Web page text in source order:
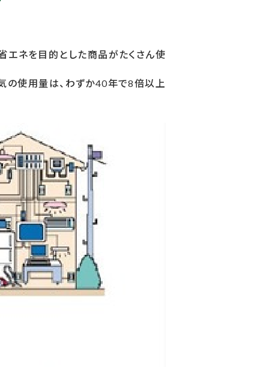
エネを目的とした商品がたくさん使
の使用量は、わずか40年で8倍以上